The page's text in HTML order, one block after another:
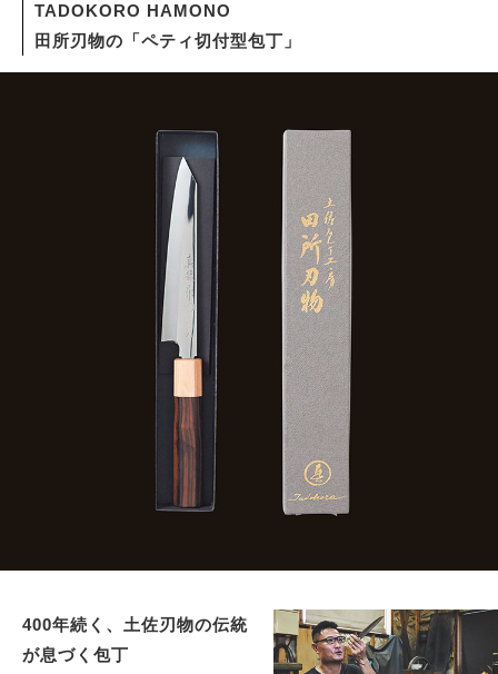
TADOKORO HAMONO
田所刃物の「ペティ切付型包丁」
400年続く、土佐刃物の伝統
が息づく包丁